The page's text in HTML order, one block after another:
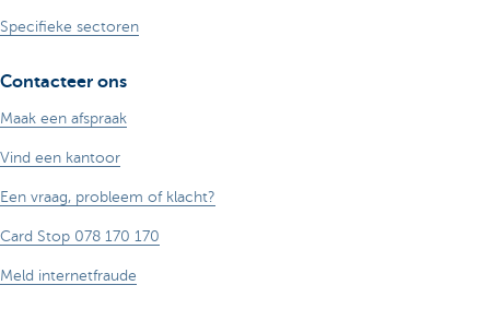
Specifieke sectoren
Contacteer ons
Maak een afspraak
Vind een kantoor
Een vraag, probleem of klacht?
Card Stop 078 170 170
Meld internetfraude